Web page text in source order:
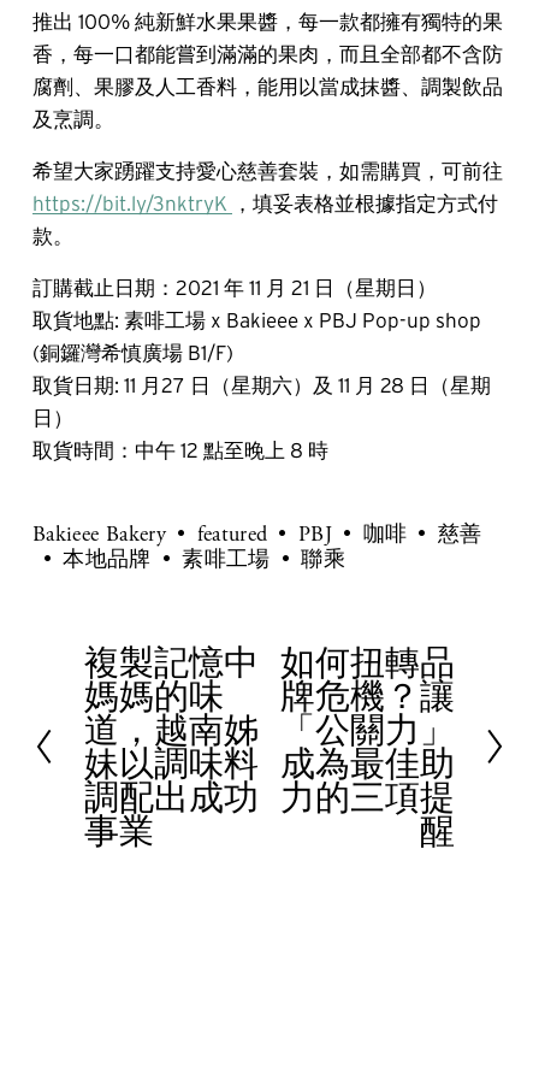
推出 100% 純新鮮水果果醬，每一款都擁有獨特的果
香，每一口都能嘗到滿滿的果肉，而且全部都不含防
腐劑、果膠及人工香料，能用以當成抹醬、調製飲品
及烹調。
希望大家踴躍支持愛心慈善套裝，如需購買，可前往
https://bit.ly/3nktryK
，填妥表格並根據指定方式付
款。
訂購截止日期：2021 年 11 月 21 日（星期日）
取貨地點: 素啡工場 x Bakieee x PBJ Pop-up shop
(銅鑼灣希慎廣場 B1/F)
取貨日期: 11 月27 日（星期六）及 11 月 28 日（星期
日）
取貨時間：中午 12 點至晚上 8 時
Bakieee Bakery featured PBJ 咖啡
慈善
本地品牌
素啡工場 聯乘
P
r
e
v
i
o
複製記憶中
媽媽的味
道，越南姊
妹以調味料
調配出成功
事業
N如何扭轉品
牌危機？讓
「公關力」
成為最佳助
力的三項提
醒